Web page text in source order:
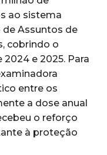
ao sistema
Assuntos de
cobrindo o
e 2025. Para
entre os
a dose anual
o reforço
à proteção